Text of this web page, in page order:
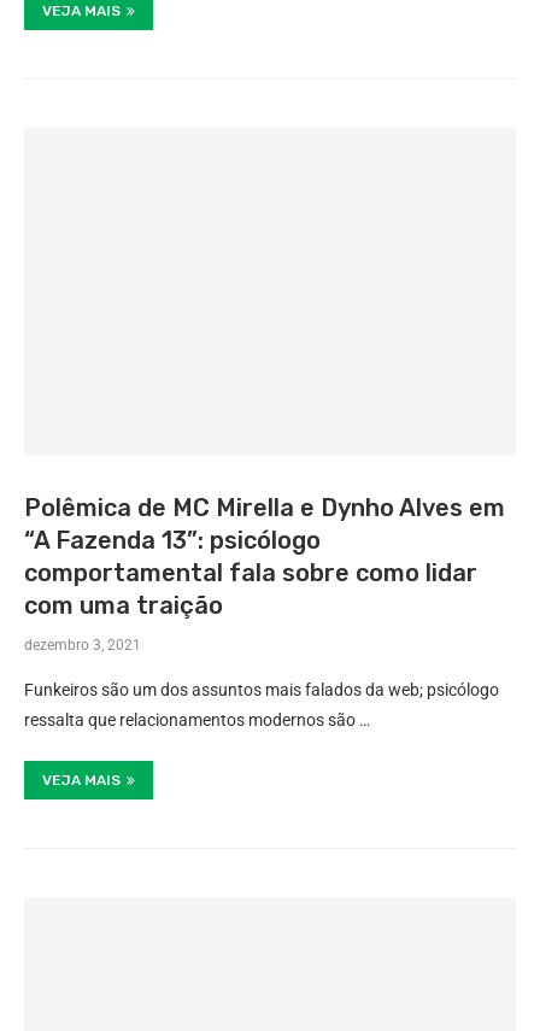
VEJA MAIS
Polêmica de MC Mirella e Dynho Alves em
“A Fazenda 13”: psicólogo
comportamental fala sobre como lidar
com uma traição
dezembro 3, 2021
Funkeiros são um dos assuntos mais falados da web; psicólogo
ressalta que relacionamentos modernos são …
VEJA MAIS